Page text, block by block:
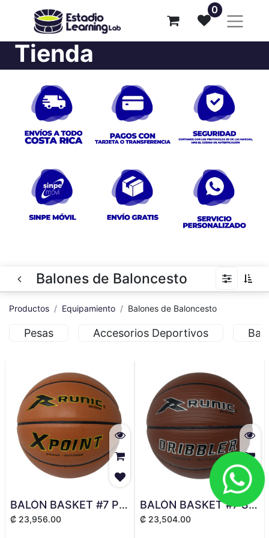
0
Tienda
Balones de Baloncesto
Productos Equipamiento Balones de Baloncesto
Pesas Accesorios Deportivos
BALÓN BASKET #7 PU RUNIC OR
₡ 23,956.00
BALÓN BASKET #7 SUPER GRIP RUNIC BROWN
₡ 23,504.00